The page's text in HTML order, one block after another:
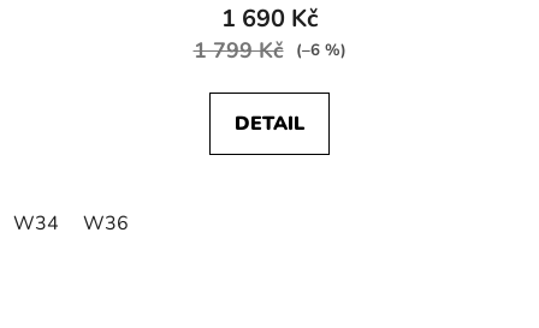
1 690 Kč
1 799 Kč (–6 %)
DETAIL
W34 W36